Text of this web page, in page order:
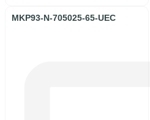
MKP93-N-705025-65-UEC